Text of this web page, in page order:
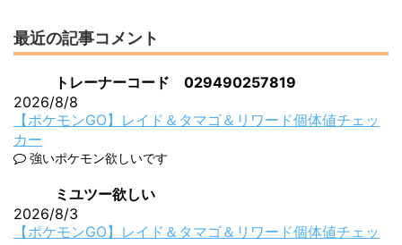
最近の記事コメント
トレーナーコード 029490257819
2026/8/8
【ポケモンGO】レイド＆タマゴ＆リワード個体値チェッ
カー
強いポケモン欲しいです
ミユツー欲しい
2026/8/3
【ポケモンGO】レイド＆タマゴ＆リワード個体値チェッ